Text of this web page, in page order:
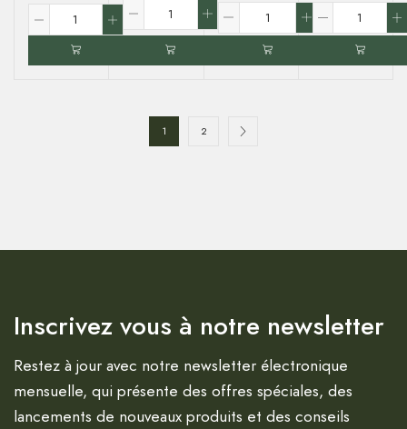
1 2
Inscrivez vous à notre newsletter
Restez à jour avec notre newsletter électronique
mensuelle, qui présente des offres spéciales, des
lancements de nouveaux produits et des conseils